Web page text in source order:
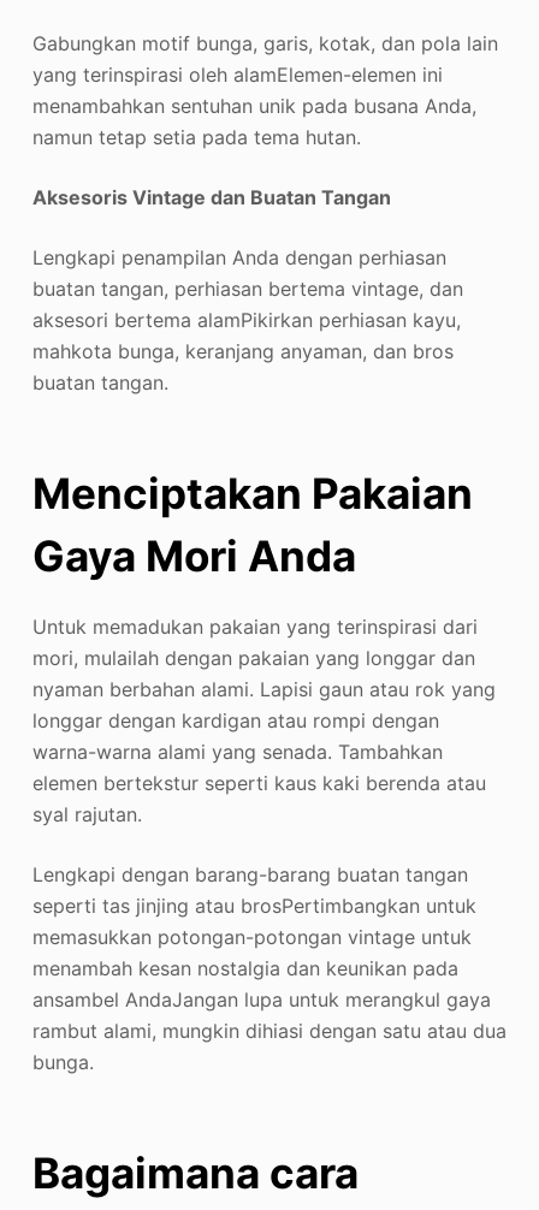
Gabungkan motif bunga, garis, kotak, dan pola lain
yang terinspirasi oleh alamElemen-elemen ini
menambahkan sentuhan unik pada busana Anda,
namun tetap setia pada tema hutan.
Aksesoris Vintage dan Buatan Tangan
Lengkapi penampilan Anda dengan perhiasan
buatan tangan, perhiasan bertema vintage, dan
aksesori bertema alamPikirkan perhiasan kayu,
mahkota bunga, keranjang anyaman, dan bros
buatan tangan.
Menciptakan Pakaian
Gaya Mori Anda
Untuk memadukan pakaian yang terinspirasi dari
mori, mulailah dengan pakaian yang longgar dan
nyaman berbahan alami. Lapisi gaun atau rok yang
longgar dengan kardigan atau rompi dengan
warna-warna alami yang senada. Tambahkan
elemen bertekstur seperti kaus kaki berenda atau
syal rajutan.
Lengkapi dengan barang-barang buatan tangan
seperti tas jinjing atau brosPertimbangkan untuk
memasukkan potongan-potongan vintage untuk
menambah kesan nostalgia dan keunikan pada
ansambel AndaJangan lupa untuk merangkul gaya
rambut alami, mungkin dihiasi dengan satu atau dua
bunga.
Bagaimana cara